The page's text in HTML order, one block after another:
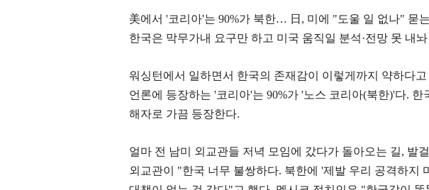
美에서 '코리아'는 90%가 북한… 日 , 미에 " 도울 일 없나" 묻
한국은 막무가내 요구만 하고 미국 움직일 분석·전망 못 내놔
워싱턴에서 일하면서 한국의 존재감이 이렇게까지 약하다
언론에 등장하는 '코리아'는 90%가 '노스 코리아(북한)'다. 한
해자로 가끔 등장한다.
얼마 전 남미 외교관들 저녁 모임에 갔다가 돌아오는 길, 발
외교관이 "한국 너무 불쌍하다. 북한에 '제발 우리 공격하지